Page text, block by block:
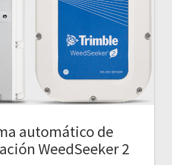
automático de
WeedSeeker 2